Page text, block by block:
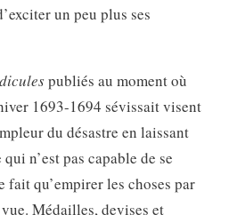
un peu plus ses
publiés au moment où
1693-1694 sévissait visent
du désastre en laissant
n’est pas capable de se
fait qu’empirer les choses par
Médailles, devises et